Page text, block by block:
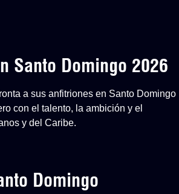
Santo Domingo 2026
a sus anfitriones en Santo Domingo
con el talento, la ambición y el
y del Caribe.
Domingo